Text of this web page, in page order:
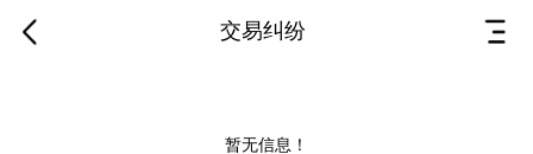
交易纠纷
暂无信息！